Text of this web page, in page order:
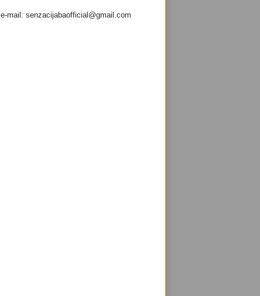
e-mail: senzacijabaofficial@gmail.com